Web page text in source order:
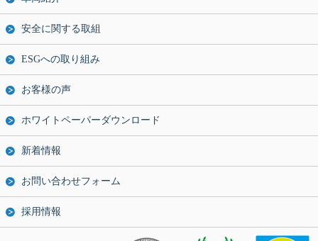
安全に関する取組
ESGへの取り組み
お客様の声
ホワイトペーパーダウンロード
新着情報
お問い合わせフォーム
採用情報